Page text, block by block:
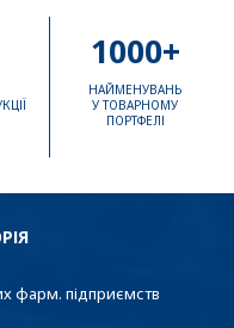
1000+
НАЙМЕНУВАНЬ
У ТОВАРНОМУ
ПОРТФЕЛІ
фарм. підприємств